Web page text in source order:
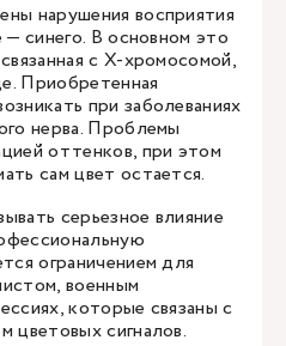
нарушения восприятия
синего. В основном это
с Х-хромосомой,
Приобретенная
при заболеваниях
нерва. Проблемы
оттенков, при этом
сам цвет остается.
серьезное влияние
ограничением для
военным
которые связаны с
цветовых сигналов.